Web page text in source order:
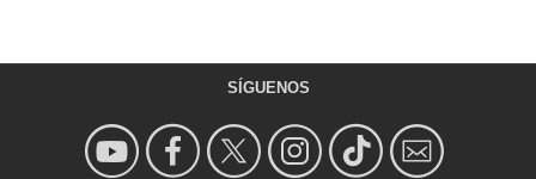
SÍGUENOS